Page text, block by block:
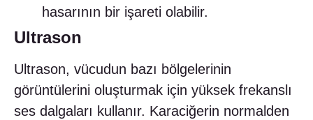
hasarının bir işareti olabilir.
Ultrason
Ultrason, vücudun bazı bölgelerinin
görüntülerini oluşturmak için yüksek frekanslı
ses dalgaları kullanır. Karaciğerin normalden